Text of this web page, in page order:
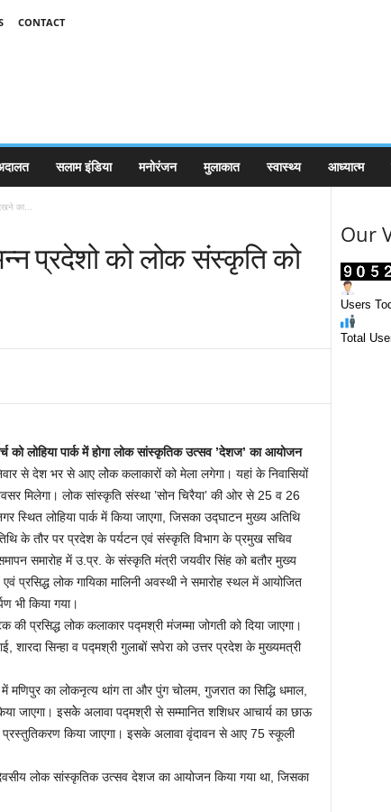
CONTACT
सलाम इंडिया मनोरंजन मुलाकात स्वास्थ्य आध्यात्म
का...
प्रदेशो को लोक संस्कृति को
लोहिया पार्क में होगा लोक सांस्कृतिक उत्सव ’देशज’ का आयोजन
से देश भर से आए लोेक कलाकारों को मेला लगेगा। यहां के निवासियों
मिलेगा। लोक सांस्कृति संस्था ’सोन चिरैया’ की ओर से 25 व 26
स्थित लोहिया पार्क में किया जाएगा, जिसका उद्घाटन मुख्य अतिथि
के तौर पर प्रदेश के पर्यटन एवं संस्कृति विभाग के प्रमुख सचिव
समारोह में उ.प्र. के संस्कृति मंत्री जयवीर सिंह को बतौर मुख्य
प्रसिद्ध लोक गायिका मालिनी अवस्थी ने समारोह स्थल में आयोजित
भी किया गया।
की प्रसिद्ध लोक कलाकार पद्मश्री मंजम्मा जोगती को दिया जाएगा।
सिन्हा व पद्मश्री गुलाबों सपेरा को उत्तर प्रदेश के मुख्यमत्री
में मणिपुर का लोकनृत्य थांग ता और पुंग चोलम, गुजरात का सिद्धि धमाल,
जाएगा। इसकेे अलावा पद्मश्री से सम्मानित शशिधर आचार्य का छाऊ
किया जाएगा। इसके अलावा वृंदावन से आए 75 स्कूली
लोक सांस्कृतिक उत्सव देशज का आयोजन किया गया था, जिसका
Our
Users
Total